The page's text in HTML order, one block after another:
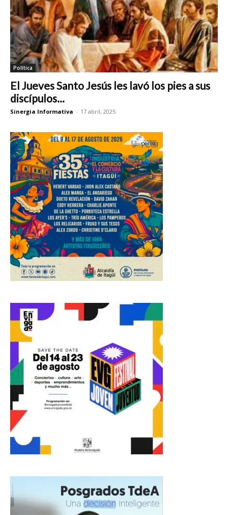
Política
El Jueves Santo Jesús les lavó los pies a sus
discípulos...
Sinergia Informativa - 17 abril, 2025